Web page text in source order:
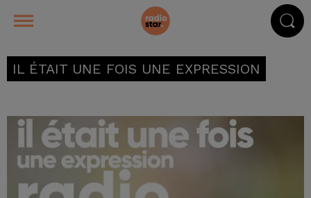
IL ÉTAIT UNE FOIS UNE EXPRESSION